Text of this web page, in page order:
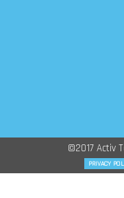
©2017 Activ
PRIVACY